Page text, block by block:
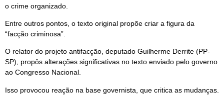
o crime organizado.
Entre outros pontos, o texto original propõe criar a figura da
“facção criminosa”.
O relator do projeto antifacção, deputado Guilherme Derrite (PP-
SP), propôs alterações significativas no texto enviado pelo governo
ao Congresso Nacional.
Isso provocou reação na base governista, que critica as mudanças.